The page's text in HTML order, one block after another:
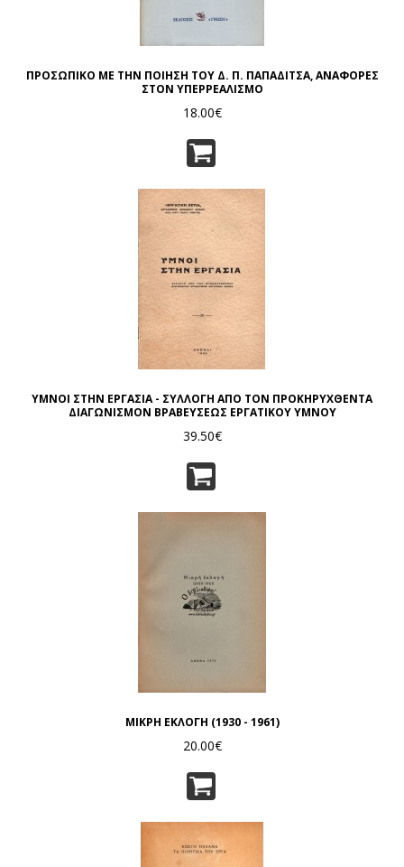
ΠΡΟΣΩΠΙΚΟ ΜΕ ΤΗΝ ΠΟΙΗΣΗ ΤΟΥ Δ. Π. ΠΑΠΑΔΙΤΣΑ, ΑΝΑΦΟΡΕΣ
ΣΤΟΝ ΥΠΕΡΡΕΑΛΙΣΜΟ
18.00€
ΥΜΝΟΙ ΣΤΗΝ ΕΡΓΑΣΙΑ - ΣΥΛΛΟΓΗ ΑΠΟ ΤΟΝ ΠΡΟΚΗΡΥΧΘΕΝΤΑ
ΔΙΑΓΩΝΙΣΜΟΝ ΒΡΑΒΕΥΣΕΩΣ ΕΡΓΑΤΙΚΟΥ ΥΜΝΟΥ
39.50€
ΜΙΚΡΗ ΕΚΛΟΓΗ (1930 - 1961)
20.00€